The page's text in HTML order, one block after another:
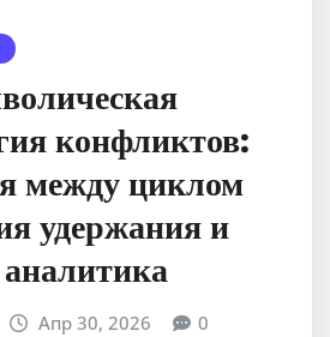
конфликтов:
между циклом
удержания и
Апр 30, 2026 0